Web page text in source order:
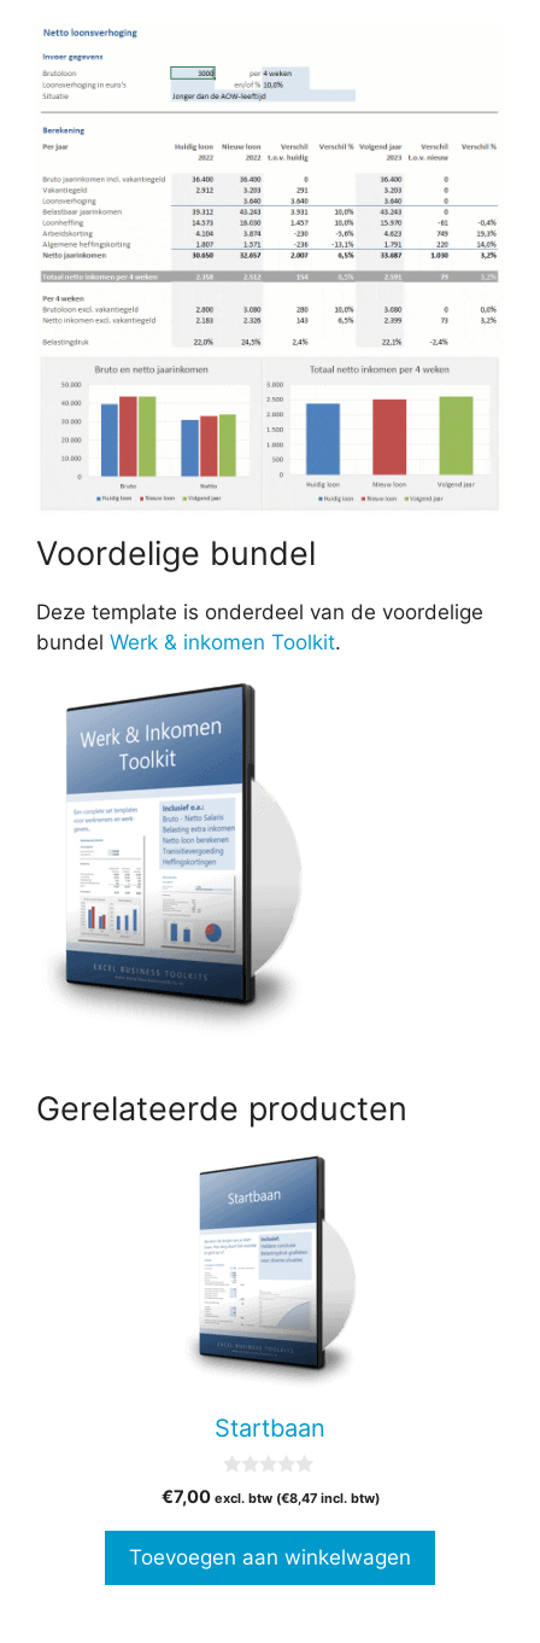
Voordelige bundel
Deze template is onderdeel van de voordelige
bundel Werk & inkomen Toolkit.
Gerelateerde producten
Startbaan
v
5
€7,00 excl. btw (€8,47incl. btw)
Toevoegen aan winkelwagen